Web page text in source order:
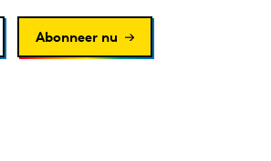
Abonneer nu